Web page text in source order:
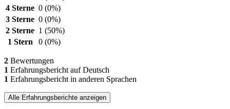
4 Sterne 0 (0%)
3 Sterne 0 (0%)
2 Sterne 1 (50%)
1 Stern
0 (0%)
2 Bewertungen
1 Erfahrungsbericht auf Deutsch
1 Erfahrungsbericht in anderen Sprachen
Alle Erfahrungsberichte anzeigen